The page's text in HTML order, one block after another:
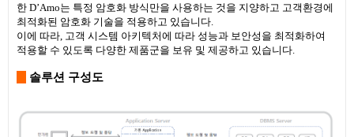
한 D’Amo는 특정 암호화 방식만을 사용하는 것을 지양하고 고객환경에
최적화된 암호화 기술을 적용하고 있습니다.
이에 따라, 고객 시스템 아키텍처에 따라 성능과 보안성을 최적화하여
적용할 수 있도록 다양한 제품군을 보유 및 제공하고 있습니다.
솔루션 구성도